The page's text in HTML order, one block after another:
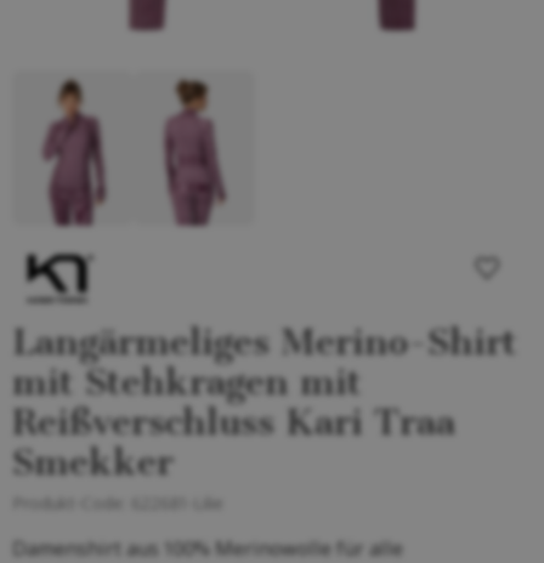
Langärmeliges Merino-Shirt
mit Stehkragen mit
Reißverschluss Kari Traa
Smekker
Damenshirt aus 100% Merinowolle für alle